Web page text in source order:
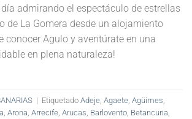
admirando el espectáculo de estrellas
de La Gomera desde un alojamiento
conocer Agulo y aventúrate en una
en plena naturaleza!
| Etiquetado Adeje Agaete Agüimes
Arona Arrecife Arucas Barlovento Betancuria